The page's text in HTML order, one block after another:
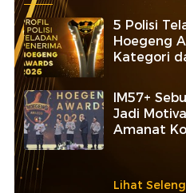
5 Polisi
Hoegeng
Kategori
IM57+
Jadi
Amanat
Lihat